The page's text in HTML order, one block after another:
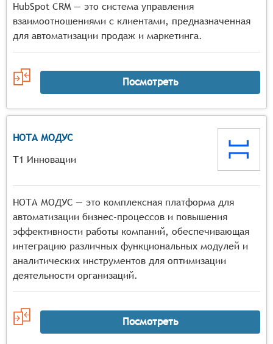
HubSpot CRM — это система управления
взаимоотношениями с клиентами, предназначенная
для автоматизации продаж и маркетинга.
Посмотреть
НОТА МОДУС
Т1 Инновации
НОТА МОДУС — это комплексная платформа для
автоматизации бизнес-процессов и повышения
эффективности работы компаний, обеспечивающая
интеграцию различных функциональных модулей и
аналитических инструментов для оптимизации
деятельности организаций.
Посмотреть